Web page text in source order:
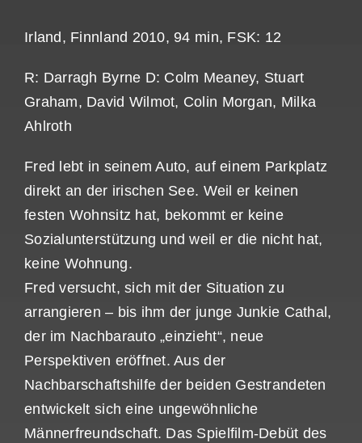
Irland, Finnland 2010, 94 min, FSK: 12
R: Darragh Byrne D: Colm Meaney, Stuart
Graham, David Wilmot, Colin Morgan, Milka
Ahlroth
Fred lebt in seinem Auto, auf einem Parkplatz
direkt an der irischen See. Weil er keinen
festen Wohnsitz hat, bekommt er keine
Sozialunterstützung und weil er die nicht hat,
keine Wohnung.
Fred versucht, sich mit der Situation zu
arrangieren – bis ihm der junge Junkie Cathal,
der im Nachbarauto „einzieht“, neue
Perspektiven eröffnet. Aus der
Nachbarschaftshilfe der beiden Gestrandeten
entwickelt sich eine ungewöhnliche
Männerfreundschaft. Das Spielfilm-Debüt des